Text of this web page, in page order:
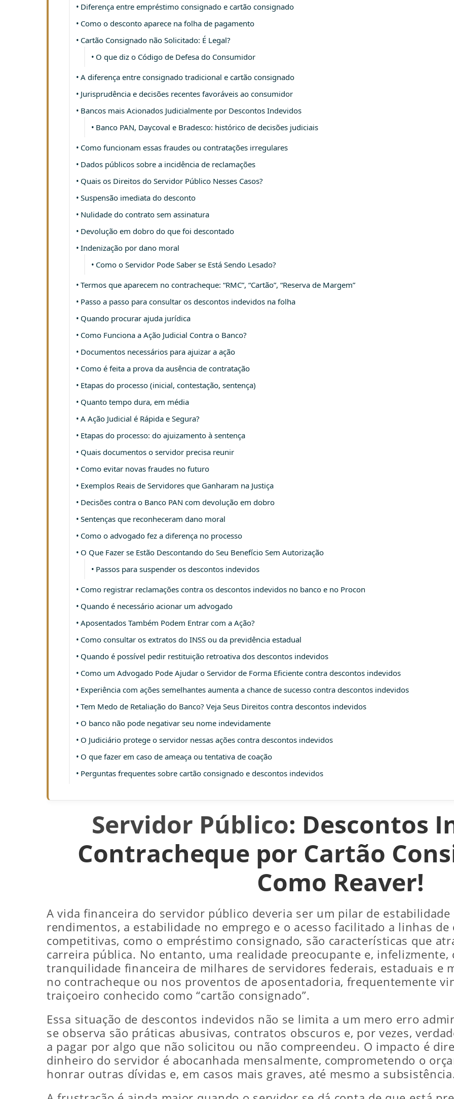
Diferença entre empréstimo consignado e cartão consignado
Como o desconto aparece na folha de pagamento
Cartão Consignado não Solicitado: É Legal?
O que diz o Código de Defesa do Consumidor
A diferença entre consignado tradicional e cartão consignado
Jurisprudência e decisões recentes favoráveis ao consumidor
Bancos mais Acionados Judicialmente por Descontos Indevidos
Banco PAN, Daycoval e Bradesco: histórico de decisões judiciais
Como funcionam essas fraudes ou contratações irregulares
Dados públicos sobre a incidência de reclamações
Quais os Direitos do Servidor Público Nesses Casos?
Suspensão imediata do desconto
Nulidade do contrato sem assinatura
Devolução em dobro do que foi descontado
Indenização por dano moral
Como o Servidor Pode Saber se Está Sendo Lesado?
Termos que aparecem no contracheque: “RMC”, “Cartão”, “Reserva de Margem”
Passo a passo para consultar os descontos indevidos na folha
Quando procurar ajuda jurídica
Como Funciona a Ação Judicial Contra o Banco?
Documentos necessários para ajuizar a ação
Como é feita a prova da ausência de contratação
Etapas do processo (inicial, contestação, sentença)
Quanto tempo dura, em média
A Ação Judicial é Rápida e Segura?
Etapas do processo: do ajuizamento à sentença
Quais documentos o servidor precisa reunir
Como evitar novas fraudes no futuro
Exemplos Reais de Servidores que Ganharam na Justiça
Decisões contra o Banco PAN com devolução em dobro
Sentenças que reconheceram dano moral
Como o advogado fez a diferença no processo
O Que Fazer se Estão Descontando do Seu Benefício Sem Autorização
Passos para suspender os descontos indevidos
Como registrar reclamações contra os descontos indevidos no banco e no Procon
Quando é necessário acionar um advogado
Aposentados Também Podem Entrar com a Ação?
Como consultar os extratos do INSS ou da previdência estadual
Quando é possível pedir restituição retroativa dos descontos indevidos
Como um Advogado Pode Ajudar o Servidor de Forma Eficiente contra descontos indevidos
Experiência com ações semelhantes aumenta a chance de sucesso contra descontos indevidos
Tem Medo de Retaliação do Banco? Veja Seus Direitos contra descontos indevidos
O banco não pode negativar seu nome indevidamente
O Judiciário protege o servidor nessas ações contra descontos indevidos
O que fazer em caso de ameaça ou tentativa de coação
Perguntas frequentes sobre cartão consignado e descontos indevidos
Servidor Público: Descontos
Contracheque por Cartão
Como Reaver!
A vida financeira do servidor público deveria ser um pilar de
rendimentos, a estabilidade no emprego e o acesso facilitado a linhas
competitivas, como o empréstimo consignado, são características que
carreira pública. No entanto, uma realidade preocupante e, infelizmente,
tranquilidade financeira de milhares de servidores federais, estaduais e
no contracheque ou nos proventos de aposentadoria, frequentemente
traiçoeiro conhecido como “cartão consignado”.
Essa situação de descontos indevidos não se limita a um mero erro
se observa são práticas abusivas, contratos obscuros e, por vezes,
a pagar por algo que não solicitou ou não compreendeu. O impacto é
dinheiro do servidor é abocanhada mensalmente, comprometendo o
honrar outras dívidas e, em casos mais graves, até mesmo a